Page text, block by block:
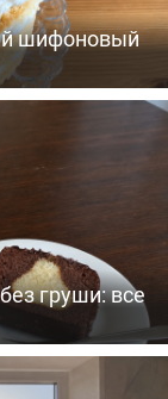
шифоновый
груши: все